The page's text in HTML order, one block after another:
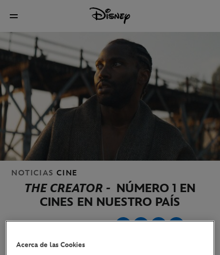
NOTICIAS CINE
THE CREATOR - NÚMERO 1 EN
CINES EN NUESTRO PAÍS
Acerca de las Cookies